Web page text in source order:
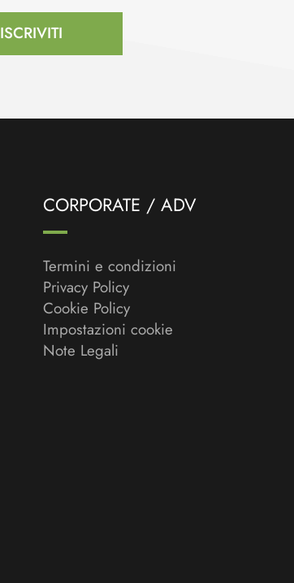
ISCRIVITI
CORPORATE / ADV
Termini e condizioni
Privacy Policy
Cookie Policy
Impostazioni cookie
Note Legali